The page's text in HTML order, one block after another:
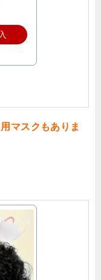
マスクもありま